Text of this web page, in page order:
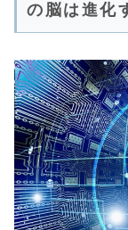
の脳は進化